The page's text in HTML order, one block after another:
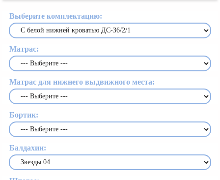
Выберите комплектацию:
Матрас:
Матрас для нижнего выдвижного места:
Бортик:
Балдахин: